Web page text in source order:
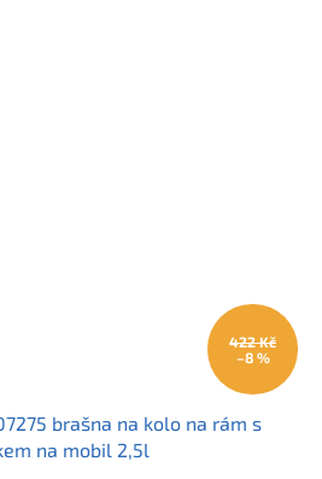
422 Kč
–8 %
brašna na kolo na rám s
na mobil 2,5l